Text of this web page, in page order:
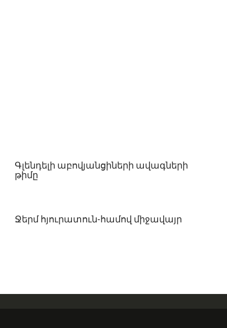
Գլենդելի աբովյանցիների ավագների
թիմը
Ջերմ հյուրատուն-համով միջավայր